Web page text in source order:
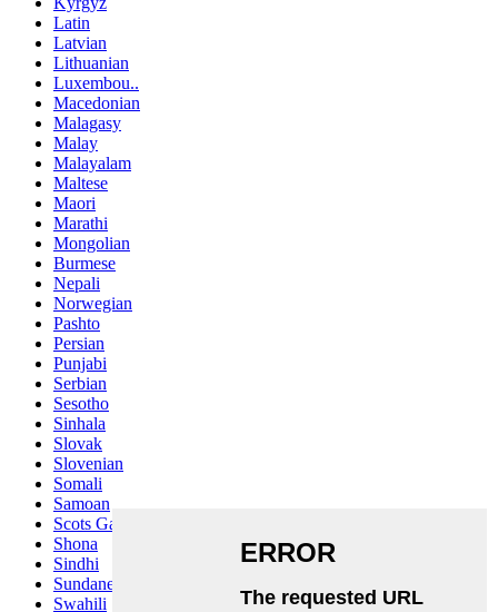
Latin
Latvian
Lithuanian
Luxembou..
Macedonian
Malagasy
Malay
Malayalam
Maltese
Maori
Marathi
Mongolian
Burmese
Nepali
Norwegian
Pashto
Persian
Punjabi
Serbian
Sesotho
Sinhala
Slovak
Slovenian
Somali
Samoan
Scots Gaelic
Shona
Sindhi
Sundanese
Swahili